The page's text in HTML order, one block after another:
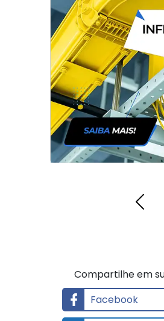
Instalação de
no
Compartilhe em
Facebook